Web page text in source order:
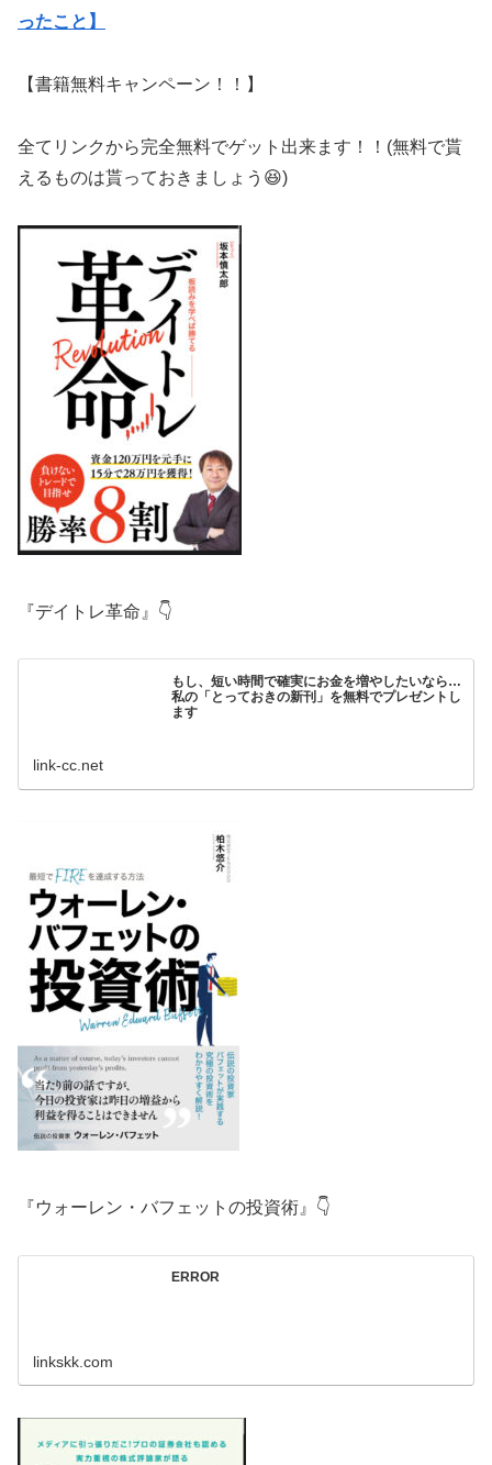
ったこと】
【書籍無料キャンペーン！！】
全てリンクから完全無料でゲット出来ます！！(無料で貰
えるものは貰っておきましょう😆)
『デイトレ革命』👇
もし、短い時間で確実にお金を増やしたいなら…
私の「とっておきの新刊」を無料でプレゼントし
ます
link-cc.net
『ウォーレン・バフェットの投資術』👇
ERROR
linkskk.com